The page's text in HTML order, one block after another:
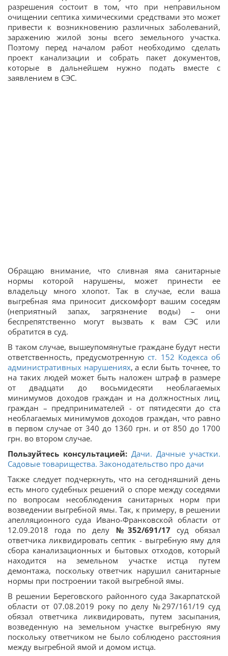
разрешения состоит в том, что при неправильном
очищении септика химическими средствами это может
привести к возникновению различных заболеваний,
заражению жилой зоны всего земельного участка.
Поэтому перед началом работ необходимо сделать
проект канализации и собрать пакет документов,
которые в дальнейшем нужно подать вместе с
заявлением в СЭС.
Обращаю внимание, что сливная яма санитарные
нормы которой нарушены, может принести ее
владельцу много хлопот. Так в случае, если ваша
выгребная яма приносит дискомфорт вашим соседям
(неприятный запах, загрязнение воды) – они
беспрепятственно могут вызвать к вам СЭС или
обратится в суд.
В таком случае, вышеупомянутые граждане будут нести
ответственность, предусмотреннуюст. 152 Кодекса об
административных нарушениях, а если быть точнее, то
на таких людей может быть наложен штраф в размере
от двадцати до восьмидесяти необлагаемых
минимумов доходов граждан и на должностных лиц,
граждан – предпринимателей - от пятидесяти до ста
необлагаемых минимумов доходов граждан, что равно
в первом случае от 340 до 1360 грн. и от 850 до 1700
грн. во втором случае.
Пользуйтесь консультацией: Дачи. Дачные участки.
Садовые товарищества. Законодательство про дачи
Также следует подчеркнуть, что на сегодняшний день
есть много судебных решений о споре между соседями
по вопросам несоблюдения санитарных норм при
возведении выгребной ямы. Так, к примеру, в решении
апелляционного суда Ивано-Франковской области от
12.09.2018 года по делу №352/691/17 суд обязал
ответчика ликвидировать септик - выгребную яму для
сбора канализационных и бытовых отходов, который
находится на земельном участке истца путем
демонтажа, поскольку ответчик нарушил санитарные
нормы при построении такой выгребной ямы.
В решении Береговского районного суда Закарпатской
области от 07.08.2019 року по делу №297/161/19 суд
обязал ответчика ликвидировать, путем засыпания,
возведенную на земельном участке выгребную яму
поскольку ответчиком не было соблюдено расстояния
между выгребной ямой и домом истца.